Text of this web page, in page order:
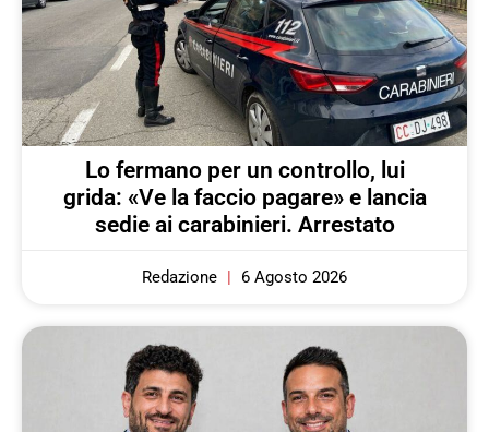
Lo fermano per un controllo, lui
grida: «Ve la faccio pagare» e lancia
sedie ai carabinieri. Arrestato
Redazione 6 Agosto 2026